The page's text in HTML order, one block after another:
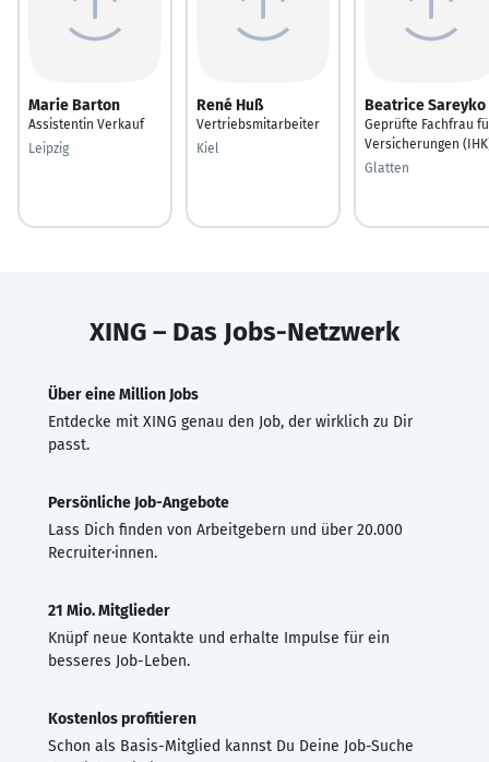
Marie Barton
Assistentin Verkauf
Leipzig
René Huß
Vertriebsmitarbeiter
Kiel
Beatrice Sareyko
Geprüfte Fachfrau
Versicherungen
Glatten
XING – Das Jobs-Netzwerk
Über eine Million Jobs
Entdecke mit XING genau den Job, der wirklich zu Dir
passt.
Persönliche Job-Angebote
Lass Dich finden von Arbeitgebern und über 20.000
Recruiter·innen.
21 Mio. Mitglieder
Knüpf neue Kontakte und erhalte Impulse für ein
besseres Job-Leben.
Kostenlos profitieren
Schon als Basis-Mitglied kannst Du Deine Job-Suche